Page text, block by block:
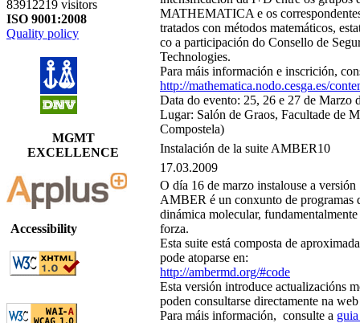
83912219 visitors
ISO 9001:2008
Quality policy
MGMT
EXCELLENCE
Accessibility
MATHEMATICA e os
tratados con métodos matemáticos,
co a participación do Consello de
Technologies.
Para máis información e inscrición,
http://mathematica.nodo.cesga.es/
Data do evento: 25, 26 e 27 de Marzo
Lugar: Salón de Graos, Facultade de
Compostela)
Instalación de la suite AMBER10
17.03.2009
O día 16 de marzo instalouse a
AMBER é un conxunto de programas
dinámica molecular,
forza.
Esta suite está composta de
pode atoparse en:
http://ambermd.org/#code
Esta versión introduce actualizacións
poden consultarse directamente na
Para máis información, consulte a